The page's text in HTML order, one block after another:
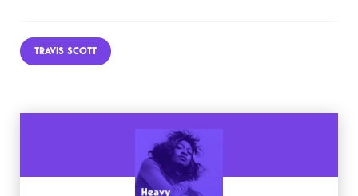
TRAVIS SCOTT